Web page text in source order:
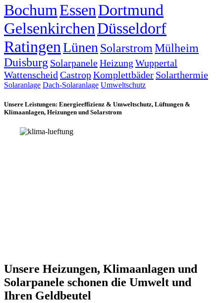
BochumEssenDortmund
GelsenkirchenDüsseldorf
RatingenLünen Solarstrom Mülheim
Duisburg SolarpaneleHeizung Wuppertal
Wattenscheid CastropKomplettbäder Solarthermie
Solaranlage Dach-Solaranlage Umweltschutz
Unsere Leistungen: Energieeffizienz & Umweltschutz, Lüftungen &
Klimaanlagen, Heizungen und Solarstrom
Unsere Heizungen, Klimaanlagen und
Solarpanele schonen die Umwelt und
Ihren Geldbeutel